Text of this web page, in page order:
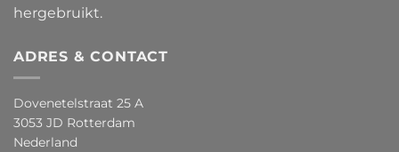
hergebruikt.
ADRES & CONTACT
Dovenetelstraat 25 A
3053 JD Rotterdam
Nederland